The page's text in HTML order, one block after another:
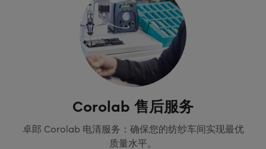
Corolab 售后服务
卓郎 Corolab 电清服务：确保您的纺纱车间实现最优
质量水平。